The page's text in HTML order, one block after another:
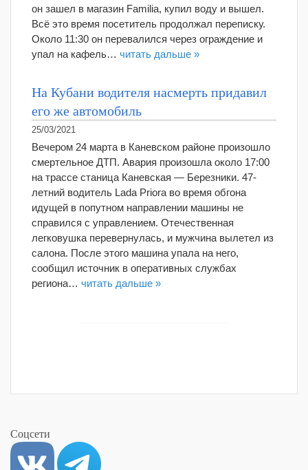
он зашел в магазин Familia, купил воду и вышел.
Всё это время посетитель продолжал переписку.
Около 11:30 он перевалился через ограждение и
упал на кафель… читать дальше »
На Кубани водителя насмерть придавил
его же автомобиль
25/03/2021
Вечером 24 марта в Каневском районе произошло
смертельное ДТП. Авария произошла около 17:00
на трассе станица Каневская — Березники. 47-
летний водитель Lada Priora во время обгона
идущей в попутном направлении машины не
справился с управлением. Отечественная
легковушка перевернулась, и мужчина вылетел из
салона. После этого машина упала на него,
сообщил источник в оперативных службах
региона… читать дальше »
Соцсети